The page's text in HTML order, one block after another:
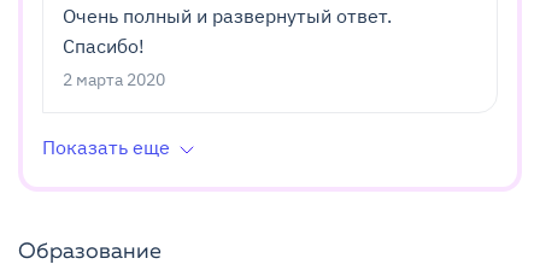
Очень полный и развернутый ответ.
Спасибо!
2 марта 2020
Показать еще
Образование